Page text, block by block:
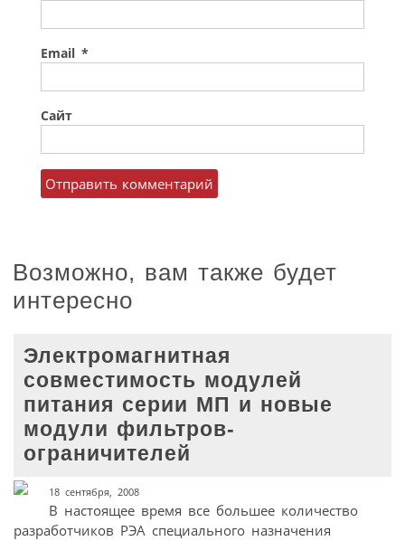
Email *
Сайт
Возможно, вам также будет
интересно
Электромагнитная
совместимость модулей
питания серии МП и новые
модули фильтров-
ограничителей
18 сентября, 2008
В настоящее время все большее количество
разработчиков РЭА специального назначения